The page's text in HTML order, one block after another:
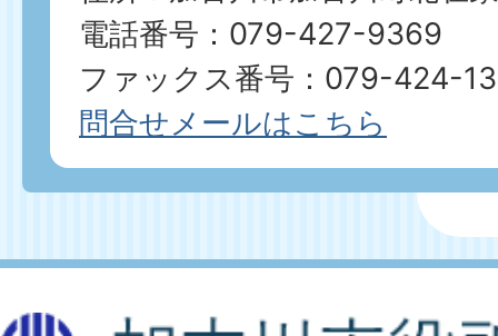
電話番号：079-427-9369
ファックス番号：079-424-
問合せメールはこちら